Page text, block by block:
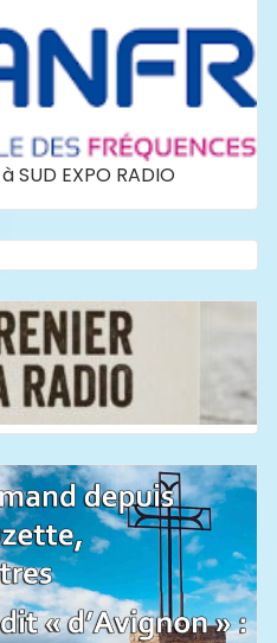
EXPO RADIO